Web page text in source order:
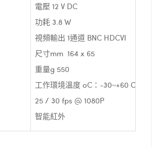
電壓 12 V DC
功耗 3.8 W
視頻輸出 1通道 BNC HDCVI
尺寸mm 164 x 65
重量g 550
工作環境溫度 oC：-30~+60 C
25 / 30 fps @ 1080P
智能紅外